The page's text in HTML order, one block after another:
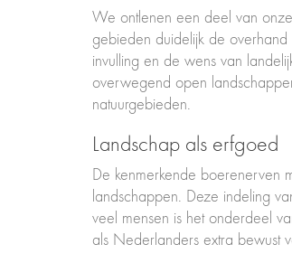
We ontlenen een deel van
gebieden duidelijk de
invulling en de wens van
overwegend open
natuurgebieden.
Landschap als erfgoed
De kenmerkende boerenerven
landschappen. Deze indeling
veel mensen is het onderdeel
als Nederlanders extra bewust